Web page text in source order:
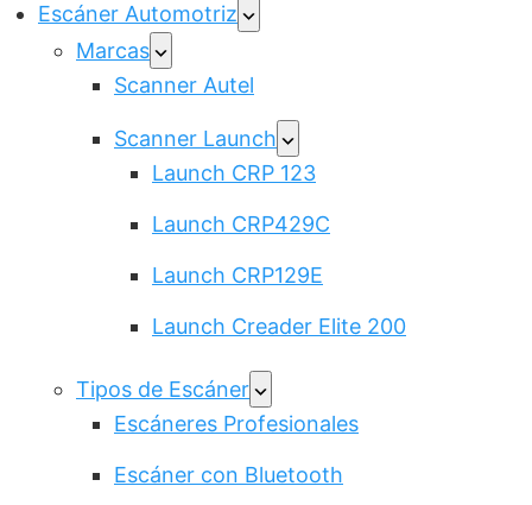
Escáner Automotriz
Marcas
Scanner Autel
Scanner Launch
Launch CRP 123
Launch CRP429C
Launch CRP129E
Launch Creader Elite 200
Tipos de Escáner
Escáneres Profesionales
Escáner con Bluetooth